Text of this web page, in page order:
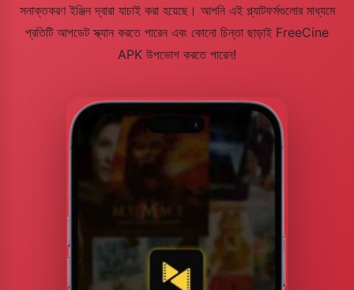
সনাক্তকরণ ইঞ্জিন দ্বারা যাচাই করা হয়েছে। আপনি এই প্ল্যাটফর্মগুলোর মাধ্যমে
প্রতিটি আপডেট স্ক্যান করতে পারেন এবং কোনো চিন্তা ছাড়াই FreeCine
APK উপভোগ করতে পারেন!